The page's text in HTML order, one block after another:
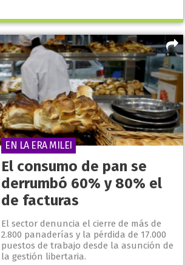
El consumo de pan se
derrumbó 60% y 80% el
de facturas
El sector denuncia el cierre de más de
2.800 panaderías y la pérdida de 17.000
puestos de trabajo desde la asunción de
la gestión libertaria.
EN LA ERA MILEI